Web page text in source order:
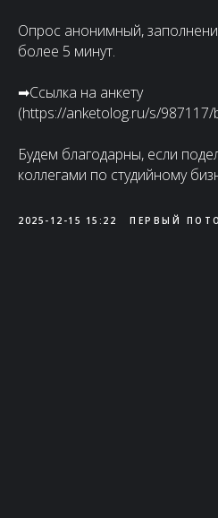
Опрос анонимный,
более 5 минут.
➡Ссылка на анкету
(https://anketolog.ru/s/
Будем благодарны, если
коллегами по студийному
2025-12-15 15:22 ПЕРВЫЙ